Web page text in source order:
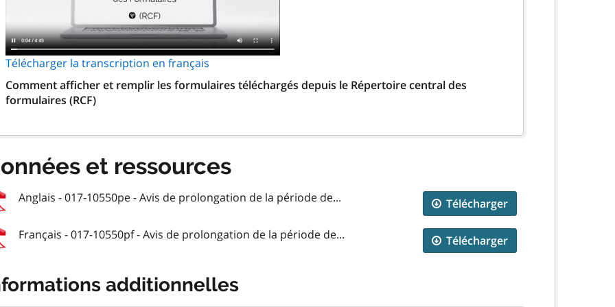
Télécharger la transcription en français
Comment afficher et remplir les formulaires téléchargés depuis le Répertoire central des
formulaires (RCF)
et ressources
Anglais - 017-10550pe - Avis de prolongation de la période de... Télécharger
Français - 017-10550pf - Avis de prolongation de la période de... Télécharger
additionnelles